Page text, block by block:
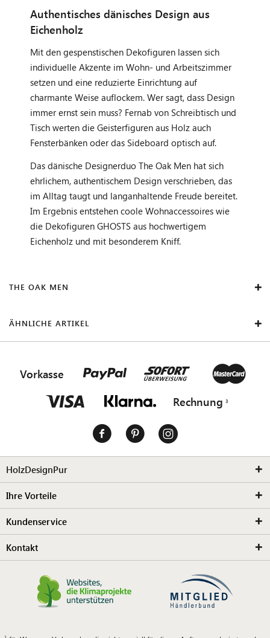
Authentisches dänisches Design aus
Eichenholz
Mit den gespenstischen Dekofiguren lassen sich
individuelle Akzente im Wohn- und Arbeitszimmer
setzen und eine reduzierte Einrichtung auf
charmante Weise auflockem. Wer sagt, dass Design
immer ernst sein muss? Fernab von Schreibtisch und
Tisch werten die Geisterfiguren aus Holz auch
Fensterbänken oder das Sideboard optisch auf.
Das dänische Designerduo The Oak Men hat sich
ehrlichem, authentischem Design verschrieben, das
im Alltag taugt und langanhaltende Freude bereitet.
Im Ergebnis entstehen coole Wohnaccessoires wie
die Dekofiguren GHOSTS aus hochwertigem
Eichenholz und mit besonderem Kniff.
THE OAK MEN
ÄHNLICHE ARTIKEL
Vorkasse
Rechnung
HolzDesignPur
Ihre Vorteile
Kundenservice
Kontakt